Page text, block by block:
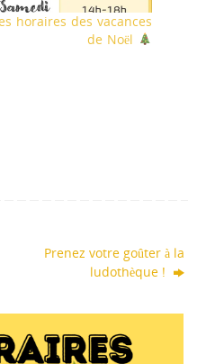
horaires des vacances
de Noël
Prenez votre goûter à la
ludothèque !